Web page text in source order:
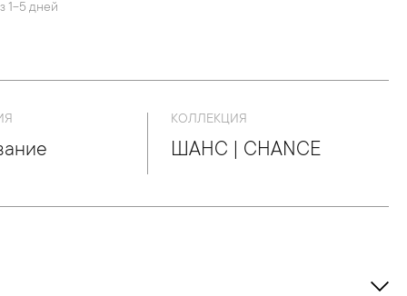
1-5 дней
КОЛЛЕКЦИЯ
ШАНС | CHANCE